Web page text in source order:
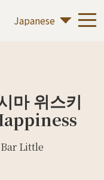
마 위스키
Little